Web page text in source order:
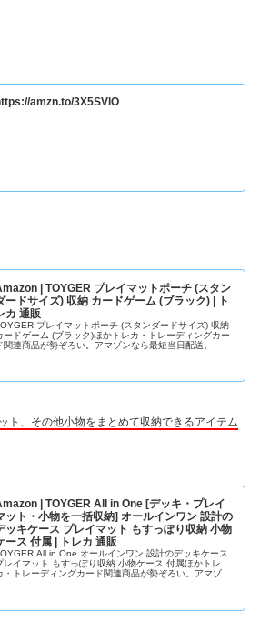
amzn.to/3X5SVlO
| TOYGER プレイマットポーチ (スタン
ードサイズ) 収納 カードゲーム (ブラック) | ト
カ 通販
プレイマットポーチ (スタンダードサイズ) 収納
ードゲーム (ブラック)ほかトレカ・トレーディングカー
関連商品が勢ぞろい。アマゾンなら最短当日配送。
ト、その他小物をまとめて収納できるアイテム
| TOYGER All in One [デッキ・プレイ
ット・小物を一括収納] オールインワン 設計の
ッキケース プレイマット もすっぽり収納 小物
ース 付属 | トレカ 通販
All in One オールインワン 設計のデッキケース
レイマット もすっぽり収納 小物ケース 付属ほかトレ
・トレーディングカード関連商品が勢ぞろい。アマゾン